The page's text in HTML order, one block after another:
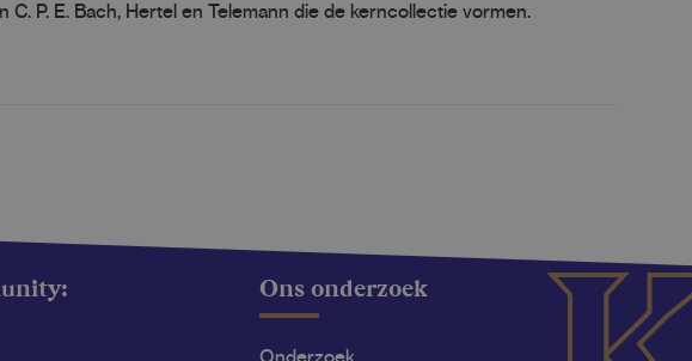
P. E. Bach, Hertel en Telemann die de kerncollectie vormen.
Ons onderzoek